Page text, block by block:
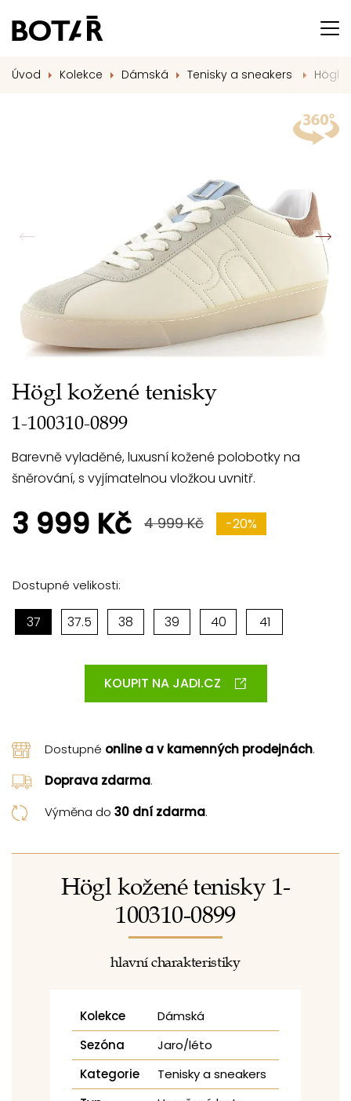
Úvod Kolekce Dámská Tenisky a sneakers Högl
Högl kožené tenisky
1-100310-0899
Barevně vyladěné, luxusní kožené polobotky na
šněrování, s vyjímatelnou vložkou uvnitř.
3 999 Kč 4 999 Kč -20%
Dostupné velikosti:
37 37.5 38 39 40 41
KOUPIT NA JADI.CZ
Dostupné online a v kamenných prodejnách.
Doprava zdarma.
Výměna do 30 dní zdarma.
Högl kožené tenisky 1-
100310-0899
hlavní charakteristiky
Kolekce
Dámská
Sezóna
Jaro/léto
Kategorie
Tenisky a sneakers